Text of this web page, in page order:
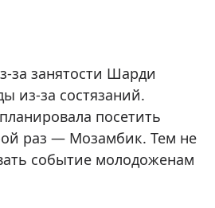
за занятости Шарди
из-за состязаний.
посетить
раз — Мозамбик. Тем не
событие молодоженам